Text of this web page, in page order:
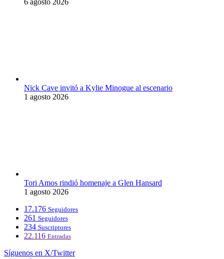
6 agosto 2026
Nick Cave invitó a Kylie Minogue al escenario
1 agosto 2026
Tori Amos rindió homenaje a Glen Hansard
1 agosto 2026
17.176 Seguidores
261 Seguidores
234 Suscriptores
22.116 Entradas
Síguenos en X/Twitter